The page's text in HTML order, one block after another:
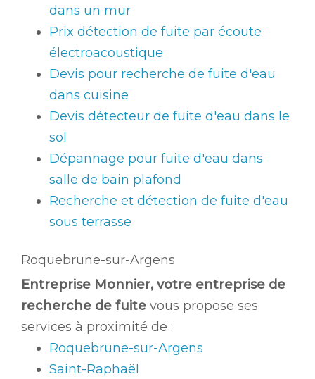
dans un mur
Prix détection de fuite par écoute
électroacoustique
Devis pour recherche de fuite d'eau
dans cuisine
Devis détecteur de fuite d'eau dans le
sol
Dépannage pour fuite d'eau dans
salle de bain plafond
Recherche et détection de fuite d'eau
sous terrasse
Roquebrune-sur-Argens
Entreprise Monnier, votre entreprise de
recherche de fuite vous propose ses
services à proximité de :
Roquebrune-sur-Argens
Saint-Raphaël